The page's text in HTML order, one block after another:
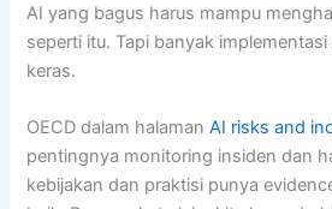
AI yang bagus harus mampu
seperti itu. Tapi banyak
keras.
OECD dalam halamanAI risks and
pentingnya monitoring insiden dan
kebijakan dan praktisi punya